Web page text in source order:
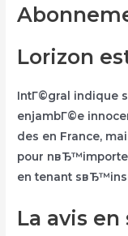
Lorizon
IntГ©gral indique
enjambГ©e
des en France,
pour
en tenant
La avis